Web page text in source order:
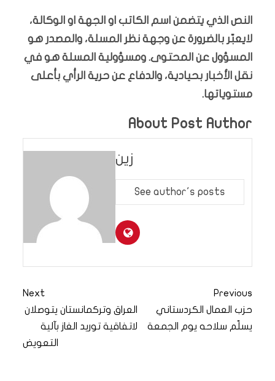
النص الذي يتضمن اسم الكاتب او الجهة او الوكالة،
لايعبّر بالضرورة عن وجهة نظر المسلة، والمصدر هو
المسؤول عن المحتوى. ومسؤولية المسلة هو في
نقل الأخبار بحيادية، والدفاع عن حرية الرأي بأعلى
مستوياتها.
About Post Author
زين
See author's posts
Previous
حزب العمال الكردستاني
يسلّم سلاحه يوم الجمعة
Next
العراق وتركمانستان يتوصلان
لاتفاقية توريد الغاز بآلية
التعويض